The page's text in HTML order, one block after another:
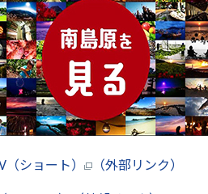
（ショート） （外部リンク）